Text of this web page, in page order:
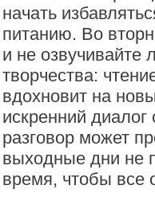
начать
питанию. Во
и не озвучивайте
творчества:
вдохновит на
искренний диалог
разговор может
выходные дни не
время, чтобы все